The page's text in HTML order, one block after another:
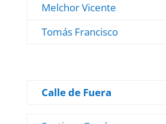
Melchor Vicente
Tomás Francisco
Calle de Fuera